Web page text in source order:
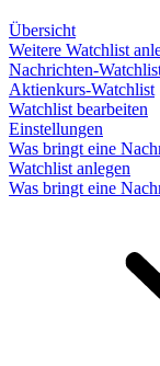
Übersicht
Weitere Watchlist
Nachrichten-
Aktienkurs-Watchlist
Watchlist bearbeiten
Einstellungen
Was bringt eine
Watchlist anlegen
Was bringt eine